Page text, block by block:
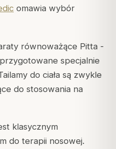
omawia wybór
równoważące Pitta -
specjalnie
do ciała są zwykle
do stosowania na
klasycznym
do terapii nosowej.